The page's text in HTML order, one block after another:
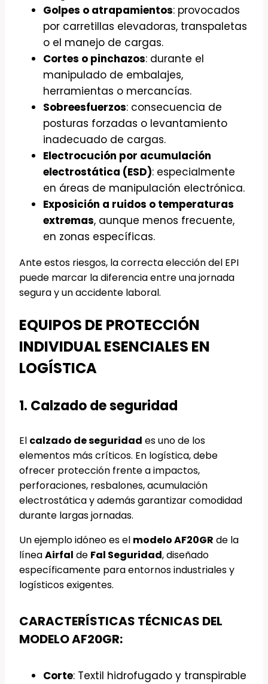
Golpes o atrapamientos: provocados
por carretillas elevadoras, transpaletas
o el manejo de cargas.
Cortes o pinchazos: durante el
manipulado de embalajes,
herramientas o mercancías.
Sobreesfuerzos: consecuencia de
posturas forzadas o levantamiento
inadecuado de cargas.
Electrocución por acumulación
electrostática (ESD): especialmente
en áreas de manipulación electrónica.
Exposición a ruidos o temperaturas
extremas, aunque menos frecuente,
en zonas específicas.
Ante estos riesgos, la correcta elección del EPI
puede marcar la diferencia entre una jornada
segura y un accidente laboral.
EQUIPOS DE PROTECCIÓN
INDIVIDUAL ESENCIALES EN
LOGÍSTICA
1. Calzado de seguridad
El calzado de seguridad es uno de los
elementos más críticos. En logística, debe
ofrecer protección frente a impactos,
perforaciones, resbalones, acumulación
electrostática y además garantizar comodidad
durante largas jornadas.
Un ejemplo idóneo es el modelo AF20GR de la
líneaAirfal de Fal Seguridad, diseñado
específicamente para entornos industriales y
logísticos exigentes.
CARACTERÍSTICAS TÉCNICAS DEL
MODELO AF20GR:
Corte: Textil hidrofugado y transpirable